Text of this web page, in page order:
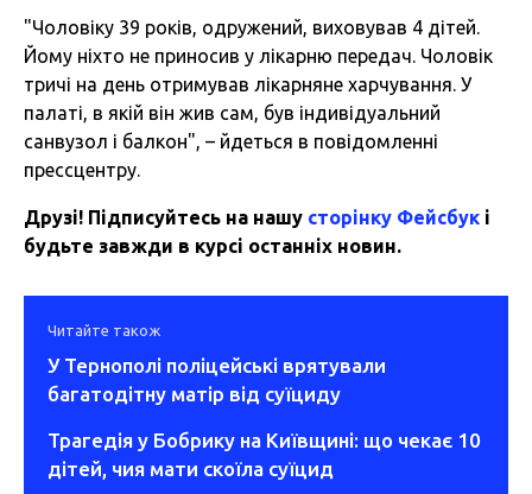
"Чоловіку 39 років, одружений, виховував 4 дітей.
Йому ніхто не приносив у лікарню передач. Чоловік
тричі на день отримував лікарняне харчування. У
палаті, в якій він жив сам, був індивідуальний
санвузол і балкон", – йдеться в повідомленні
прессцентру.
Друзі! Підписуйтесь на нашу сторінку Фейсбук і
будьте завжди в курсі останніх новин.
Читайте також
У Тернополі поліцейські врятували
багатодітну матір від суїциду
Трагедія у Бобрику на Київщині: що чекає 10
дітей, чия мати скоїла суїцид